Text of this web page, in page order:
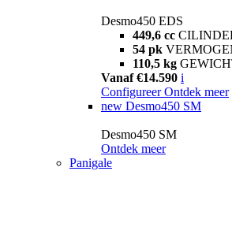
Desmo450 EDS
449,6 cc
54 pk
110,5 kg
Vanaf €14.590 i
Configureer Ontdek meer
new Desmo450 SM
Desmo450 SM
Ontdek meer
Panigale